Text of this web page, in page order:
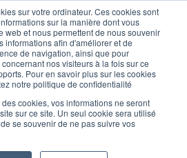
sur votre ordinateur. Ces cookies sont
sur la manière dont vous
web et nous permettent de nous souvenir
informations afin d'améliorer et de
de navigation, ainsi que pour
nos visiteurs à la fois sur ce
Pour en savoir plus sur les cookies
notre politique de confidentialité
cookies, vos informations ne seront
sur ce site. Un seul cookie sera utilisé
se souvenir de ne pas suivre vos
ENTRE
ÈRE